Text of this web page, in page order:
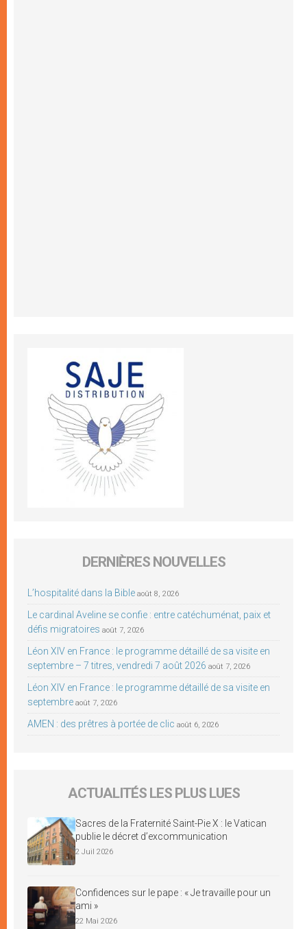
DERNIÈRES NOUVELLES
L’hospitalité dans la Bible août 8, 2026
Le cardinal Aveline se confie : entre catéchuménat, paix et
défis migratoires août 7, 2026
Léon XIV en France : le programme détaillé de sa visite en
septembre – 7 titres, vendredi 7 août 2026 août 7, 2026
Léon XIV en France : le programme détaillé de sa visite en
septembre août 7, 2026
AMEN : des prêtres à portée de clic août 6, 2026
ACTUALITÉS LES PLUS LUES
Sacres de la Fraternité Saint-Pie X : le Vatican
publie le décret d’excommunication
2 Juil 2026
Confidences sur le pape : « Je travaille pour un
ami »
22 Mai 2026